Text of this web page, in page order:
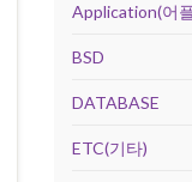
Application(어
BSD
DATABASE
ETC(기타)